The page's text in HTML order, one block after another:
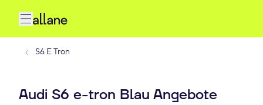
S6 E Tron
Audi S6 e-tron Blau Angebote